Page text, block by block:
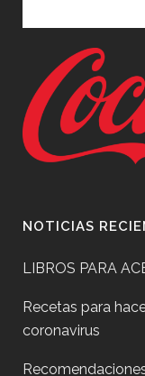
NOTICIAS
LIBROS PARA
Recetas para
coronavirus